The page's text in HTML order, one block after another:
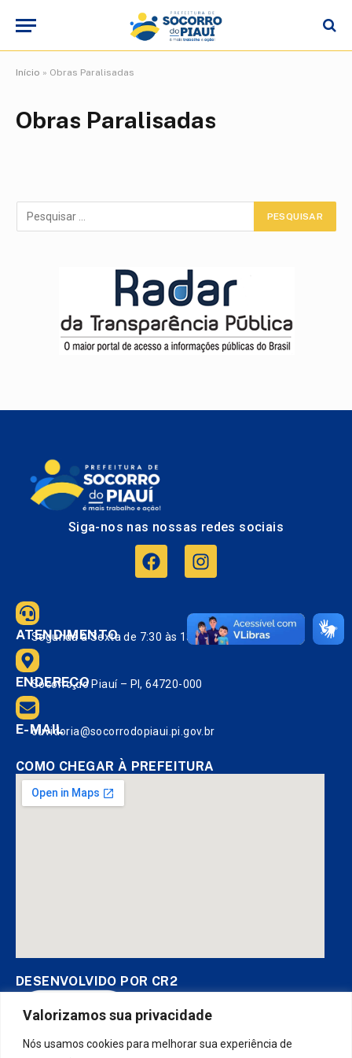
Valorizamos sua privacidade
Nós usamos cookies para melhorar sua experiência de
Início » Obras Paralisadas
Obras Paralisadas
Siga-nos nas nossas redes sociais
ATENDIMENTO
Segunda à Sexta de 7:30 às 13:30.
ENDEREÇO
Socorro do Piauí – PI, 64720-000
E-MAIL
ouvidoria@socorrodopiaui.pi.gov.br
COMO CHEGAR À PREFEITURA
DESENVOLVIDO POR CR2
Muito mais quecriar siteousistema para prefeituras! Realizamos